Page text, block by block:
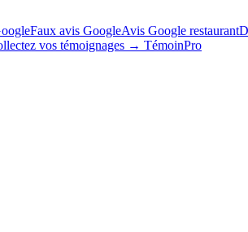
Faux avis GoogleAvis Google restaurant
vos témoignages → TémoinPro